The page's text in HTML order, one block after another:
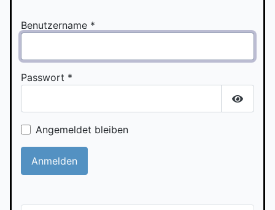
Benutzername *
Passwort *
Angemeldet bleiben
Anmelden